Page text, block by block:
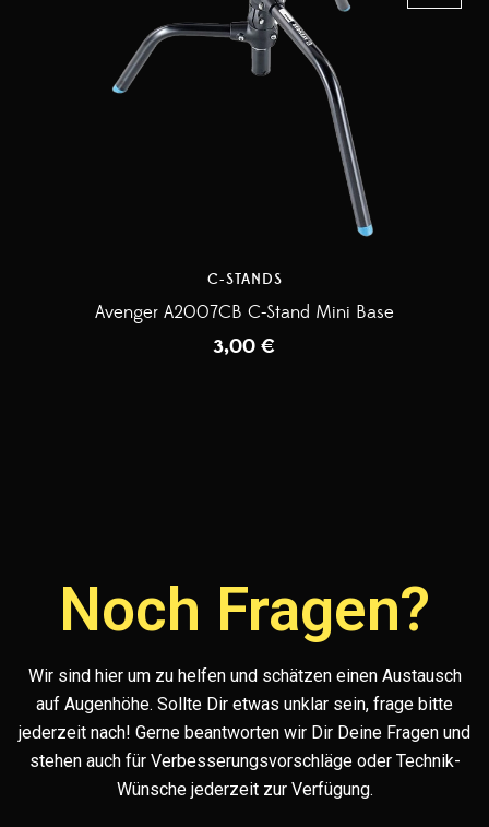
C-STANDS
Avenger A2007CB C-Stand Mini Base
3,00 €
Noch Fragen?
Wir sind hier um zu helfen und schätzen einen Austausch
auf Augenhöhe. Sollte Dir etwas unklar sein, frage bitte
jederzeit nach! Gerne beantworten wir Dir Deine Fragen und
stehen auch für Verbesserungsvorschläge oder Technik-
Wünsche jederzeit zur Verfügung.